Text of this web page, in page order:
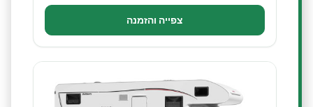
צפייה והזמנה